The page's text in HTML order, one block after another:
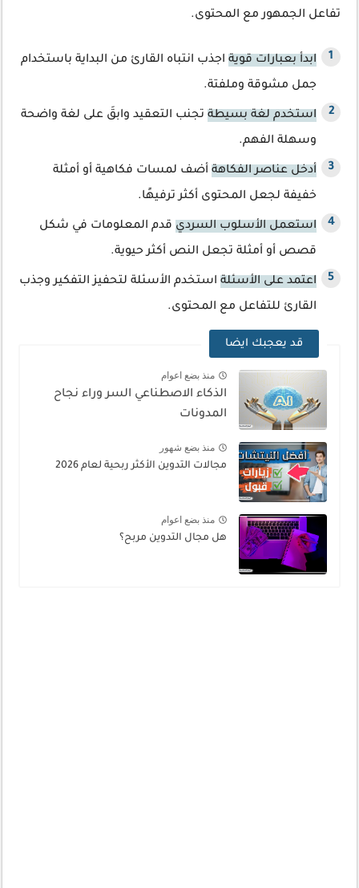
تفاعل الجمهور مع المحتوى.
ابدأ بعبارات قوية اجذب انتباه القارئ من البداية باستخدام
جمل مشوقة وملفتة.
استخدم لغة بسيطة تجنب التعقيد وابقَ على لغة واضحة
وسهلة الفهم.
أدخل عناصر الفكاهة أضف لمسات فكاهية أو أمثلة
خفيفة لجعل المحتوى أكثر ترفيهًا.
استعمل الأسلوب السردي قدم المعلومات في شكل
قصص أو أمثلة تجعل النص أكثر حيوية.
اعتمد على الأسئلة استخدم الأسئلة لتحفيز التفكير وجذب
القارئ للتفاعل مع المحتوى.
قد يعجبك ايضا
منذ بضع اعوام
الذكاء الاصطناعي السر وراء نجاح
المدونات
منذ بضع شهور
مجالات التدوين الأكثر ربحية لعام 2026
منذ بضع اعوام
هل مجال التدوين مربح؟